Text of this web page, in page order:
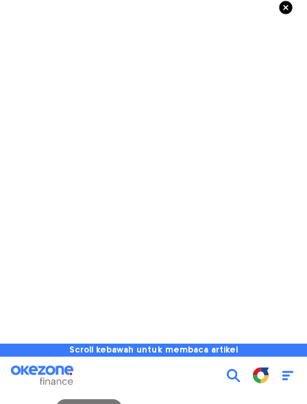
Scroll kebawah untuk membaca artikel